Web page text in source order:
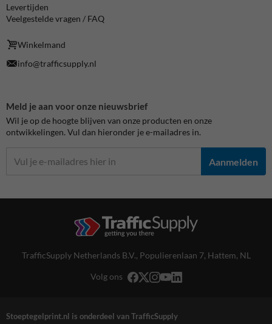
Levertijden
Veelgestelde vragen / FAQ
Winkelmand
info@trafficsupply.nl
Meld je aan voor onze nieuwsbrief
Wil je op de hoogte blijven van onze producten en onze
ontwikkelingen. Vul dan hieronder je e-mailadres in.
Aanmelden
TrafficSupply Netherlands B.V., Populierenlaan 7, Hattem, NL
Volg ons
Stoeptegelprint.nl is onderdeel van TrafficSupply